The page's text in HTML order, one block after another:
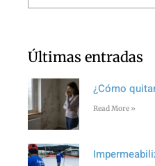
Últimas entradas
¿Cómo
Read More »